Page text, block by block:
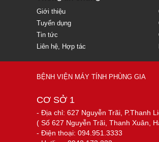
Giới thiệu
Tuyển dụng
Tin tức
Liên hệ, Hợp tác
BỆNH VIỆN MÁY TÍNH PHÙNG GIA
CƠ SỞ 1
- Địa chỉ: 627 Nguyễn Trãi, P.Thanh
( Số 627 Nguyễn Trãi, Thanh Xuân,
- Điện thoại: 094.951.3333